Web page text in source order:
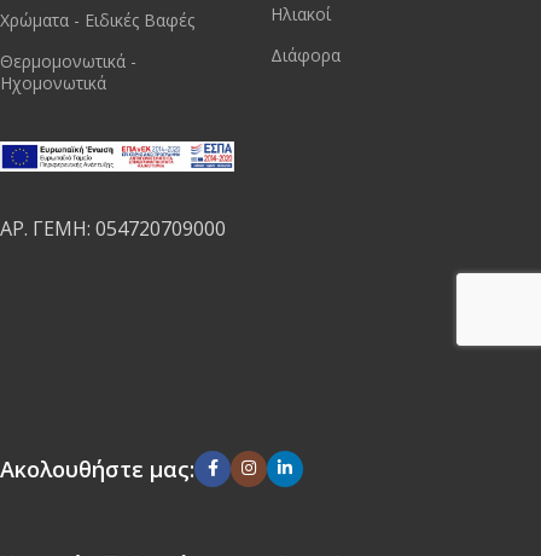
Χρώματα - Ειδικές Βαφές
Θερμομονωτικά -
Ηχομονωτικά
ΑΡ. ΓΕΜΗ: 054720709000
Ηλιακοί
Διάφορα
Ακολουθήστε μας: